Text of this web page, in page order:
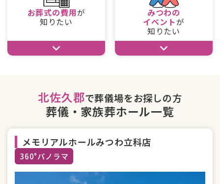
お葬式の費用が
知りたい
みつわの
イベントが
知りたい
北佐久郡で葬儀場をお探しの方
葬儀・家族葬ホール一覧
メモリアルホールみつわ立科店
360°パノラマ